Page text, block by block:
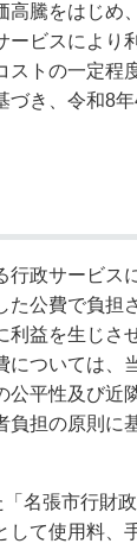
高騰をはじめ
ービスにより
ストの一定程
づき、令和8
行政サービス
た公費で負担
利益を生じさ
については、
公平性及び近
負担の原則に
名張市行財
して使用料、